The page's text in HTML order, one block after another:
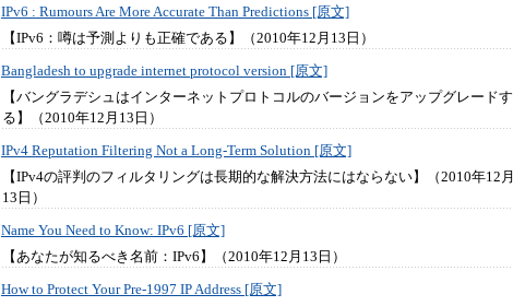
IPv6 : Rumours Are More Accurate Than Predictions [原文]
【IPv6：噂は予測よりも正確である】（2010年12月13日）
Bangladesh to upgrade internet protocol version [原文]
【バングラデシュはインターネットプロトコルのバージョンをアップグレードす
る】（2010年12月13日）
IPv4 Reputation Filtering Not a Long-Term Solution [原文]
【IPv4の評判のフィルタリングは長期的な解決方法にはならない】（2010年12月
13日）
Name You Need to Know: IPv6 [原文]
【あなたが知るべき名前：IPv6】（2010年12月13日）
How to Protect Your Pre-1997 IP Address [原文]